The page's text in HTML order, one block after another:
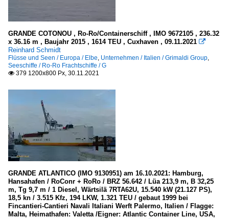
GRANDE COTONOU , Ro-Ro/Containerschiff , IMO 9672105 , 236.32
x 36.16 m , Baujahr 2015 , 1614 TEU , Cuxhaven , 09.11.2021 
Reinhard Schmidt
Flüsse und Seen / Europa / Elbe, Unternehmen / Italien / Grimaldi Group,
Seeschiffe / Ro-Ro Frachtschiffe / G
 379 1200x800 Px, 30.11.2021
GRANDE ATLANTICO (IMO 9130951) am 16.10.2021: Hamburg,
Hansahafen / RoConr + RoRo / BRZ 56.642 / Lüa 213,9 m, B 32,25
m, Tg 9,7 m / 1 Diesel, Wärtsilä 7RTA62U, 15.540 kW (21.127 PS),
18,5 kn / 3.515 Kfz, 194 LKW, 1.321 TEU / gebaut 1999 bei
Fincantieri-Cantieri Navali Italiani Werft Palermo, Italien / Flagge:
Malta, Heimathafen: Valetta /Eigner: Atlantic Container Line, USA,